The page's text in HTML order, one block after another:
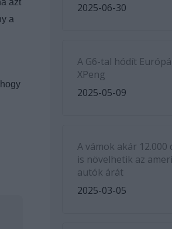
azt
a
2025-06-30
A G6-tal hódít
XPeng
2025-05-09
A vámok akár 12.000
is növelhetik az
autók árát
2025-03-05